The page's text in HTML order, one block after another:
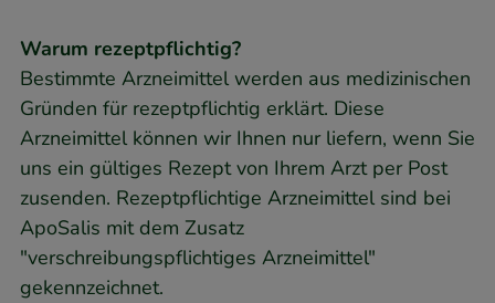
Warum rezeptpflichtig?
Bestimmte Arzneimittel werden aus medizinischen
Gründen für rezeptpflichtig erklärt. Diese
Arzneimittel können wir Ihnen nur liefern, wenn Sie
uns ein gültiges Rezept von Ihrem Arzt per Post
zusenden. Rezeptpflichtige Arzneimittel sind bei
ApoSalis mit dem Zusatz
"verschreibungspflichtiges Arzneimittel"
gekennzeichnet.